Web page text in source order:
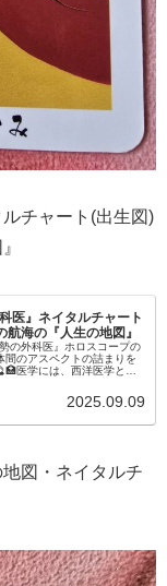
チャート(出生図)
医』ネイタルチャート
海の『人生の地図』
の外科医』ホロスコープの
間のアスペクトの詰まりを
医学には、西洋医学と東
2025.09.09
図・ネイタルチ